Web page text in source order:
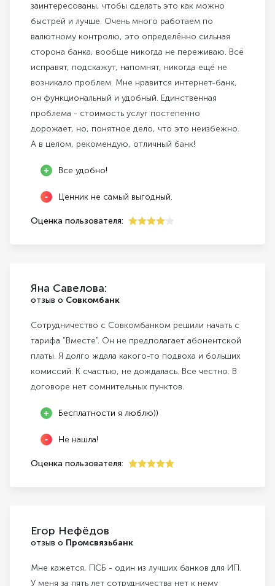
заинтересованы, чтобы сделать это как можно
быстрей и лучше. Очень много работаем по
валютному контролю, это определённо сильная
сторона банка, вообще никогда не переживаю. Всё
исправят, подскажут, напомнят, никогда ещё не
возникало проблем. Мне нравится интернет-банк,
он функциональный и удобный. Единственная
проблема - стоимость услуг постепенно
дорожает, но, понятное дело, что это неизбежно.
А в целом, рекомендую, отличный банк!
Все удобно!
Ценник не самый выгодный.
Оценка пользователя:
Яна Савелова:
отзыв о Совкомбанк
Сотрудничество с Совкомбанком решили начать с
тарифа "Вместе". Он не предполагает абонентской
платы. Я долго ждала какого-то подвоха и больших
комиссий. К счастью, не дождалась. Все честно. В
договоре нет сомнительных пунктов.
Бесплатности я люблю))
Не нашла!
Оценка пользователя:
Егор Нефёдов
отзыв о Промсвязьбанк
Мне кажется, ПСБ - один из лучших банков для ИП.
У меня за пять лет сотрудничества нет к нему